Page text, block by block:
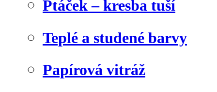
Ptáček – kresba tuší
Teplé a studené barvy
Papírová vitráž